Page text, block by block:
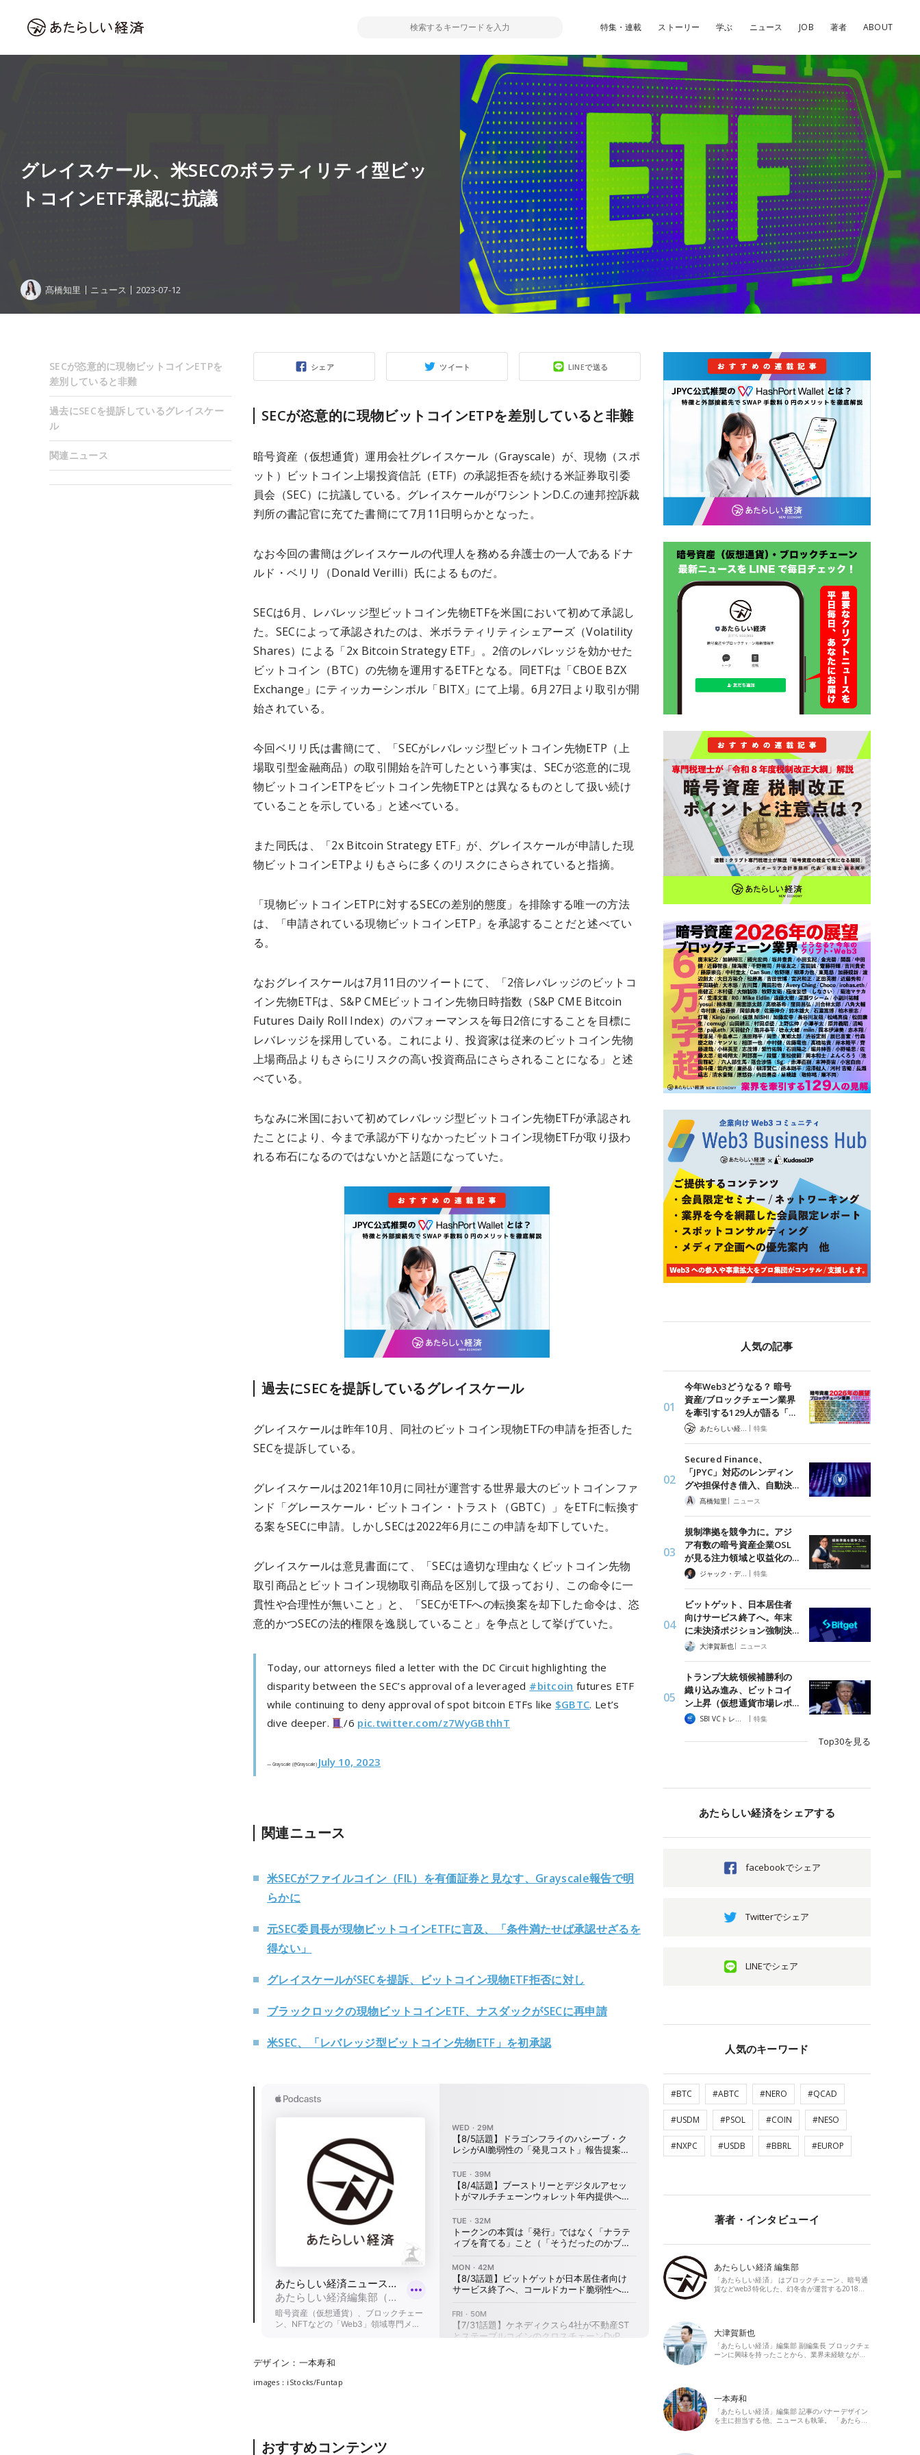
特集・連載 ストーリー 学ぶ ニュース JOB 著者 ABOUT
グレイスケール、米SECのボラティリティ型ビッ
トコインETF承認に抗議
髙橋知里 ニュース 2023-07-12
シェア ツイート LINEで送る
SECが恣意的に現物ビットコインETPを差別していると非難
暗号資産（仮想通貨）運用会社グレイスケール（Grayscale）が、現物（スポ
ット）ビットコイン上場投資信託（ETF）の承認拒否を続ける米証券取引委
員会（SEC）に抗議している。グレイスケールがワシントンD.C.の連邦控訴裁
判所の書記官に充てた書簡にて7月11日明らかとなった。
なお今回の書簡はグレイスケールの代理人を務める弁護士の一人であるドナ
ルド・ベリリ（Donald Verilli）氏によるものだ。
SECは6月、レバレッジ型ビットコイン先物ETFを米国において初めて承認し
た。SECによって承認されたのは、米ボラティリティシェアーズ（Volatility
Shares）による「2x Bitcoin Strategy ETF」。2倍のレバレッジを効かせた
ビットコイン（BTC）の先物を運用するETFとなる。同ETFは「CBOE BZX
Exchange」にティッカーシンボル「BITX」にて上場。6月27日より取引が開
始されている。
今回ベリリ氏は書簡にて、「SECがレバレッジ型ビットコイン先物ETP（上
場取引型金融商品）の取引開始を許可したという事実は、SECが恣意的に現
物ビットコインETPをビットコイン先物ETPとは異なるものとして扱い続け
ていることを示している」と述べている。
また同氏は、「2x Bitcoin Strategy ETF」が、グレイスケールが申請した現
物ビットコインETPよりもさらに多くのリスクにさらされていると指摘。
「現物ビットコインETPに対するSECの差別的態度」を排除する唯一の方法
は、「申請されている現物ビットコインETP」を承認することだと述べてい
る。
なおグレイスケールは7月11日のツイートにて、「2倍レバレッジのビットコ
イン先物ETFは、S&P CMEビットコイン先物日時指数（S&P CME Bitcoin
Futures Daily Roll Index）のパフォーマンスを毎日2倍にすることを目標に
レバレッジを採用している。これにより、投資家は従来のビットコイン先物
上場商品よりもさらにリスクの高い投資商品にさらされることになる」と述
べている。
ちなみに米国において初めてレバレッジ型ビットコイン先物ETFが承認され
たことにより、今まで承認が下りなかったビットコイン現物ETFが取り扱わ
れる布石になるのではないかと話題になっていた。
過去にSECを提訴しているグレイスケール
グレイスケールは昨年10月、同社のビットコイン現物ETFの申請を拒否した
SECを提訴している。
グレイスケールは2021年10月に同社が運営する世界最大のビットコインファ
ンド「グレースケール・ビットコイン・トラスト（GBTC）」をETFに転換す
る案をSECに申請。しかしSECは2022年6月にこの申請を却下していた。
グレイスケールは意見書面にて、「SECは適切な理由なくビットコイン先物
取引商品とビットコイン現物取引商品を区別して扱っており、この命令に一
貫性や合理性が無いこと」と、「SECがETFへの転換案を却下した命令は、恣
意的かつSECの法的権限を逸脱していること」を争点として挙げていた。
Today, our attorneys filed a letter with the DC Circuit highlighting the
disparity between the SEC’s approval of a leveraged #bitcoin futures ETF
while continuing to deny approval of spot bitcoin ETFs like $GBTC. Let’s
dive deeper.
/6 pic.twitter.com/z7WyGBthhT
— Grayscale (@Grayscale) July 10, 2023
関連ニュース
米SECがファイルコイン（FIL）を有価証券と見なす、Grayscale報告で明
らかに
元SEC委員長が現物ビットコインETFに言及、「条件満たせば承認せざるを
得ない」
グレイスケールがSECを提訴、ビットコイン現物ETF拒否に対し
ブラックロックの現物ビットコインETF、ナスダックがSECに再申請
米SEC、「レバレッジ型ビットコイン先物ETF」を初承認
デザイン：一本寿和
images：iStocks/Funtap
おすすめコンテンツ
SECが恣意的に現物ビットコインETPを
差別していると非難
過去にSECを提訴しているグレイスケー
ル
関連ニュース
人気の記事
今年Web3どうなる？ 暗号
資産/ブロックチェーン業界
を牽引する129人が語る「…
| 特集
Secured Finance、
「JPYC」対応のレンディン
グや担保付き借入、自動決…
髙橋知里 | ニュース
規制準拠を競争力に。アジ
ア有数の暗号資産企業OSL
が見る注力領域と収益化の…
ジャック・デロン（Jack Derong） | 特集
ビットゲット、日本居住者
向けサービス終了へ。年末
に未決済ポジション強制決…
大津賀新也| ニュース
トランプ大統領候補勝利の
織り込み進み、ビットコイ
ン上昇（仮想通貨市場レポ…
| 特集
Top30を見る
あたらしい経済をシェアする
facebookでシェア
Twitterでシェア
LINEでシェア
人気のキーワード
#BTC #ABTC #NERO #QCAD
#USDM #PSOL #COIN #NESO
#NXPC #USDB #BBRL #EUROP
著者・インタビューイ
あたらしい経済 編集部
「あたらしい経済」 はブロックチェーン、暗号通
貨などweb3特化した、幻冬舎が運営する2018…
大津賀新也
「あたらしい経済」編集部 副編集長 ブロックチェ
ーンに興味を持ったことから、業界未経験なが…
一本寿和
「あたらしい経済」編集部 記事のバナーデザイン
を主に担当する他、ニュースも執筆。 「あたら…